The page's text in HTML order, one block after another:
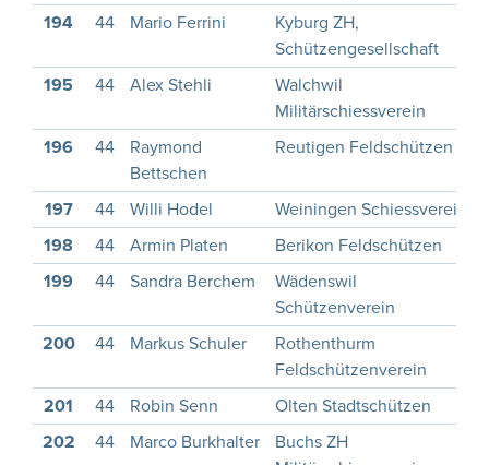
194
44 Mario Ferrini
Kyburg ZH,
Schützengesellschaft
195
44 Alex Stehli
Walchwil
Militärschiessverein
196
44
Raymond
Bettschen
Reutigen Feldschützen
197 44 Willi Hodel
Weiningen Schiessverein
198
44 Armin Platen
Berikon Feldschützen
199
44 Sandra Berchem
Wädenswil
Schützenverein
200
44 Markus Schuler
Rothenthurm
Feldschützenverein
201
44 Robin Senn
Olten Stadtschützen
202
44 Marco Burkhalter
Buchs ZH